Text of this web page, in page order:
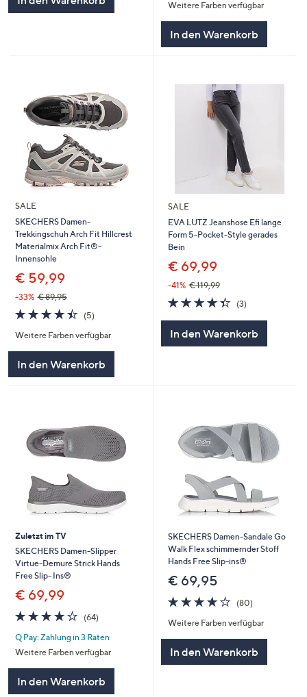
5
Weitere Farben verfügbar
In den Warenkorb
SALE
SKECHERS Damen-
Trekkingschuh Arch Fit Hillcrest
Materialmix Arch Fit®-
Innensohle
€ 59,99
-33% € 89,95
4.4
von
5
(5)5
Weitere Farben verfügbar
In den Warenkorb
SALE
EVA LUTZ Jeanshose Efi lange
Form 5-Pocket-Style gerades
Bein
€ 69,99
-41% € 119,99
4.3
von
(3)3
In den Warenkorb
Zuletzt im TV
SKECHERS Damen-Slipper
Virtue-Demure Strick Hands
Free Slip- Ins®
€ 69,99
4.2
von
5
(64)64
Q Pay: Zahlung in 3 Raten
Weitere Farben verfügbar
In den Warenkorb
SKECHERS Damen-Sandale Go
Walk Flex schimmernder Stoff
Hands Free Slip-ins®
€ 69,95
4.2
von
5
(80)80
Weitere Farben verfügbar
In den Warenkorb